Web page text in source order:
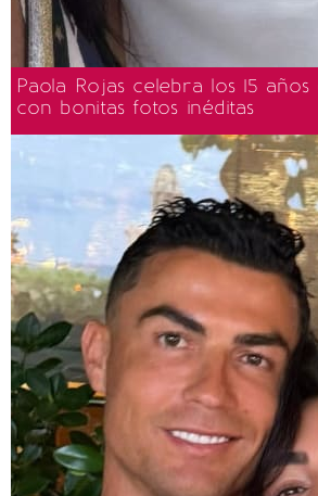
Paola Rojas celebra los 15
con bonitas fotos inéditas